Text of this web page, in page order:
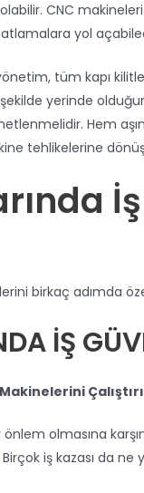
CNC makineleri
yol
tüm kapı
yerinde
Hem
tehlikelerine
birkaç adımda
İŞ
olmasına
iş kazası da ne